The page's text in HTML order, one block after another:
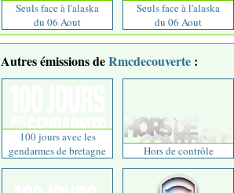
Seuls face à l'alaska
du 06 Aout
Seuls face à l'alaska
du 06 Aout
Autres émissions deRmcdecouverte :
100 jours avec les
gendarmes de bretagne
Hors de contrôle